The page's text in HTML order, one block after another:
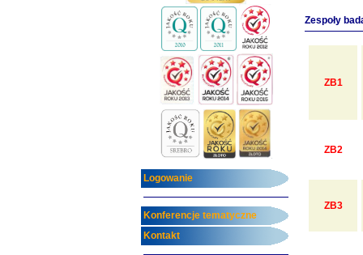
Logowanie
Konferencje tematyczne
Kontakt
Zespoły
ZB1
ZB2
ZB3